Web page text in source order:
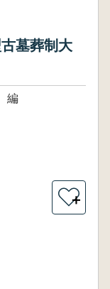
墓葬制大
編
＋